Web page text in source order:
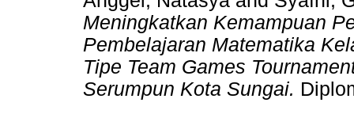
Meningkatkan Kemampuan
Pembelajaran Matematika
Tipe Team Games
Serumpun Kota Sungai.